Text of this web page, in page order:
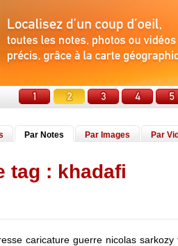
Par Notes Par Images Par
tag : khadafi
caricature guerre nicolas sarkozy